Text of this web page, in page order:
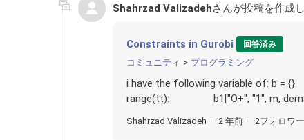
Shahrzad Valizadehさんが投稿を作成
Constraints in Gurobi 回答済み
コミュニティ プログラミング
i have the following variable of:
range(tt): b1["O+", "1", m,
Shahrzad Valizadeh 2 年前 2フォロワー